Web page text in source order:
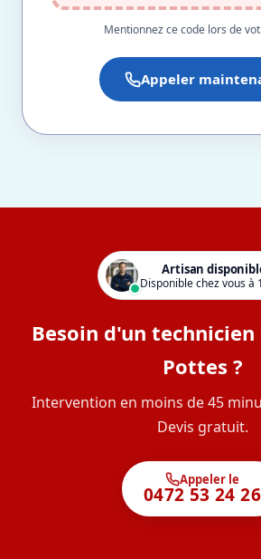
Mentionnez ce code lors de
Appeler
Artisan
Disponible chez vous à
Besoin d'un
Pottes ?
Intervention en moins de 45
Devis gratuit.
Appeler le
0472 53 24 26